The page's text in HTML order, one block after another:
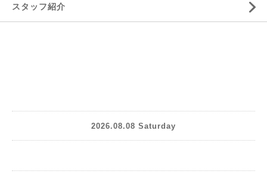
スタッフ紹介
2026.08.08 Saturday